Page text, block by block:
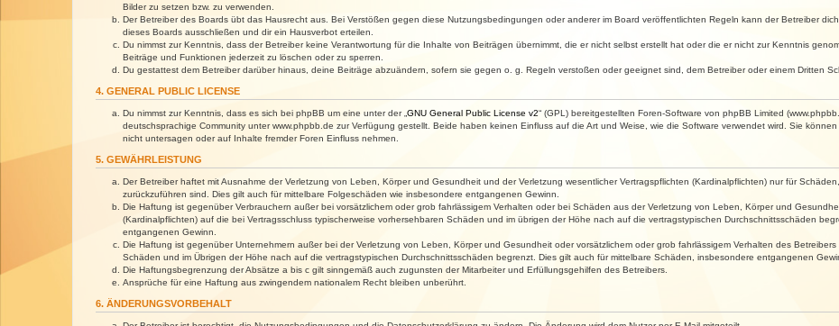
Bilder zu setzen bzw. zu verwenden.
Der Betreiber des Boards übt das Hausrecht aus. Bei Verstößen gegen diese Nutzungsbedingungen oder anderer im Board veröffentlichten Regeln kann der Betreiber
dieses Boards ausschließen und dir ein Hausverbot erteilen.
Du nimmst zur Kenntnis, dass der Betreiber keine Verantwortung für die Inhalte von Beiträgen übernimmt, die er nicht selbst erstellt hat oder die er nicht zur Kenntnis
Beiträge und Funktionen jederzeit zu löschen oder zu sperren.
Du gestattest dem Betreiber darüber hinaus, deine Beiträge abzuändern, sofern sie gegen o. g. Regeln verstoßen oder geeignet sind, dem Betreiber oder einem Dritten
4. GENERAL PUBLIC LICENSE
Du nimmst zur Kenntnis, dass es sich bei phpBB um eine unter der „ GNU General Public License v2“ (GPL) bereitgestellten Foren-Software von phpBB Limited
deutschsprachige Community unter www.phpbb.de zur Verfügung gestellt. Beide haben keinen Einfluss auf die Art und Weise, wie die Software verwendet wird. Sie
nicht untersagen oder auf Inhalte fremder Foren Einfluss nehmen.
5. GEWÄHRLEISTUNG
Der Betreiber haftet mit Ausnahme der Verletzung von Leben, Körper und Gesundheit und der Verletzung wesentlicher Vertragspflichten (Kardinalpflichten) nur für
zurückzuführen sind. Dies gilt auch für mittelbare Folgeschäden wie insbesondere entgangenen Gewinn.
Die Haftung ist gegenüber Verbrauchern außer bei vorsätzlichem oder grob fahrlässigem Verhalten oder bei Schäden aus der Verletzung von Leben, Körper und
(Kardinalpflichten) auf die bei Vertragsschluss typischerweise vorhersehbaren Schäden und im übrigen der Höhe nach auf die vertragstypischen Durchschnittsschäden
entgangenen Gewinn.
Die Haftung ist gegenüber Unternehmern außer bei der Verletzung von Leben, Körper und Gesundheit oder vorsätzlichem oder grob fahrlässigem Verhalten des
Schäden und im Übrigen der Höhe nach auf die vertragstypischen Durchschnittsschäden begrenzt. Dies gilt auch für mittelbare Schäden, insbesondere entgangenen
Die Haftungsbegrenzung der Absätze a bis c gilt sinngemäß auch zugunsten der Mitarbeiter und Erfüllungsgehilfen des Betreibers.
Ansprüche für eine Haftung aus zwingendem nationalem Recht bleiben unberührt.
6. ÄNDERUNGSVORBEHALT